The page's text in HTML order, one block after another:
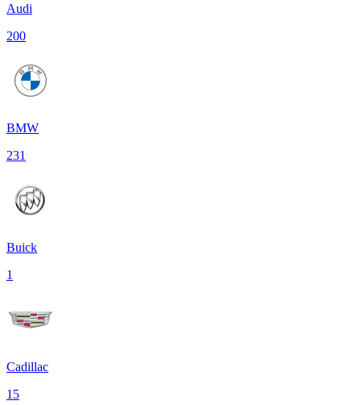
Audi
200
BMW
231
Buick
1
Cadillac
15